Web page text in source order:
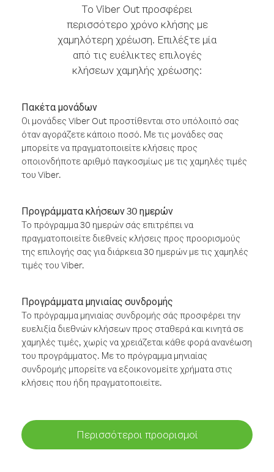
Το Viber Out προσφέρει
περισσότερο χρόνο κλήσης με
χαμηλότερη χρέωση. Επιλέξτε μία
από τις ευέλικτες επιλογές
κλήσεων χαμηλής χρέωσης:
Πακέτα μονάδων
Οι μονάδες Viber Out προστίθενται στο υπόλοιπό σας
όταν αγοράζετε κάποιο ποσό. Με τις μονάδες σας
μπορείτε να πραγματοποιείτε κλήσεις προς
οποιονδήποτε αριθμό παγκοσμίως με τις χαμηλές τιμές
του Viber.
Προγράμματα κλήσεων 30 ημερών
Το πρόγραμμα 30 ημερών σάς επιτρέπει να
πραγματοποιείτε διεθνείς κλήσεις προς προορισμούς
της επιλογής σας για διάρκεια 30 ημερών με τις χαμηλές
τιμές του Viber.
Προγράμματα μηνιαίας συνδρομής
Το πρόγραμμα μηνιαίας συνδρομής σάς προσφέρει την
ευελιξία διεθνών κλήσεων προς σταθερά και κινητά σε
χαμηλές τιμές, χωρίς να χρειάζεται κάθε φορά ανανέωση
του προγράμματος. Με το πρόγραμμα μηνιαίας
συνδρομής μπορείτε να εξοικονομείτε χρήματα στις
κλήσεις που ήδη πραγματοποιείτε.
Περισσότεροι προορισμοί